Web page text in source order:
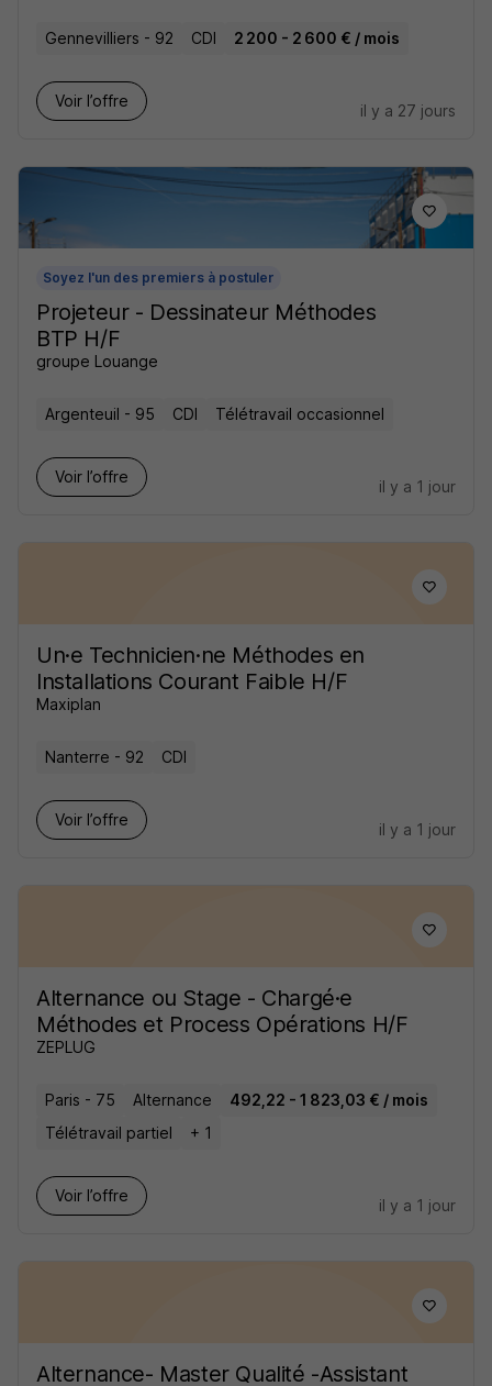
Gennevilliers - 92 CDI 2 200 - 2 600 € / mois
Voir l’offre
il y a 27 jours
Soyez l'un des premiers à postuler
Projeteur - Dessinateur Méthodes
BTP H/F
groupe Louange
Argenteuil - 95 CDI Télétravail occasionnel
Voir l’offre
il y a 1 jour
Un·e Technicien·ne Méthodes en
Installations Courant Faible H/F
Maxiplan
Nanterre - 92 CDI
Voir l’offre
il y a 1 jour
Alternance ou Stage - Chargé·e
Méthodes et Process Opérations H/F
ZEPLUG
Paris - 75 Alternance
492,22 - 1 823,03 € / mois
Télétravail partiel
+ 1
Voir l’offre
il y a 1 jour
Alternance- Master Qualité -Assistant